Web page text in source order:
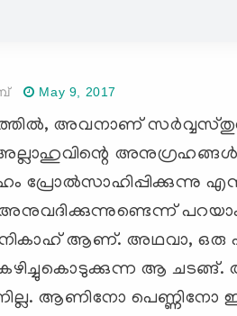
May 9, 2017
അവനാണ്
അനുഗ്രഹങ്ങള്‍
നികാഹ് ആണ്. അഥവാ, ഒരു
ആ
ആണിനോ പെണ്ണിനോ